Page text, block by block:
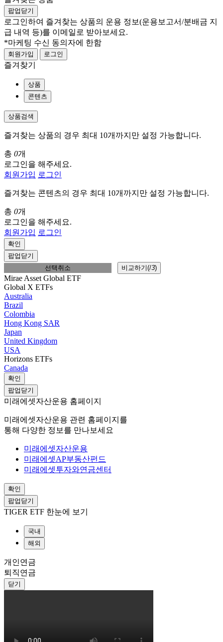
팝업닫기
로그인하여 즐겨찾는 상품의 운용 정보(운용보고서/분배금 지
급 내역 등)를 이메일로 받아보세요.
*마케팅 수신 동의자에 한함
회원가입 로그인
즐겨찾기
상품
콘텐츠
상품검색
즐겨찾는 상품의 경우 최대 10개까지만 설정 가능합니다.
총 0개
로그인을 해주세요.
회원가입 로그인
즐겨찾는 콘텐츠의 경우 최대 10개까지만 설정 가능합니다.
총 0개
로그인을 해주세요.
회원가입 로그인
확인
팝업닫기
선택취소
비교하기(/3)
Mirae Asset Global ETF
Global X ETFs
Australia
Brazil
Colombia
Hong Kong SAR
Japan
United Kingdom
USA
Horizons ETFs
Canada
확인
팝업닫기
미래에셋자산운용 홈페이지
미래에셋자산운용 관련 홈페이지를
통해 다양한 정보를 만나보세요
미래에셋자산운용
미래에셋AP부동산펀드
미래에셋투자와연금센터
확인
팝업닫기
TIGER ETF 한눈에 보기
국내
해외
개인연금
퇴직연금
닫기